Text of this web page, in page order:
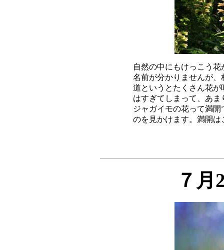
自然の中にもけっこう
名前が分かりませんが
道というとたくさん花
はすぎてしまって、あ
ジャガイモの花って満
７月